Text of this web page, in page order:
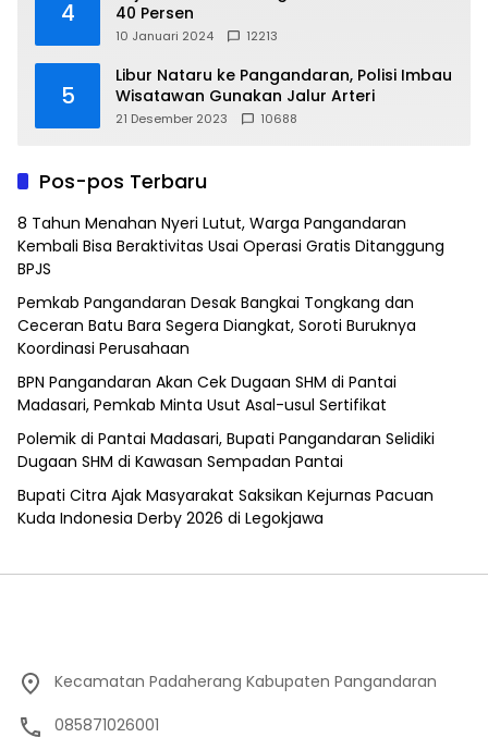
4
40 Persen
10 Januari 2024 12213
5
Libur Nataru ke Pangandaran, Polisi Imbau
Wisatawan Gunakan Jalur Arteri
21 Desember 2023 10688
Pos-pos Terbaru
8 Tahun Menahan Nyeri Lutut, Warga Pangandaran
Kembali Bisa Beraktivitas Usai Operasi Gratis Ditanggung
BPJS
Pemkab Pangandaran Desak Bangkai Tongkang dan
Ceceran Batu Bara Segera Diangkat, Soroti Buruknya
Koordinasi Perusahaan
BPN Pangandaran Akan Cek Dugaan SHM di Pantai
Madasari, Pemkab Minta Usut Asal-usul Sertifikat
Polemik di Pantai Madasari, Bupati Pangandaran Selidiki
Dugaan SHM di Kawasan Sempadan Pantai
Bupati Citra Ajak Masyarakat Saksikan Kejurnas Pacuan
Kuda Indonesia Derby 2026 di Legokjawa
Kecamatan Padaherang Kabupaten Pangandaran
085871026001